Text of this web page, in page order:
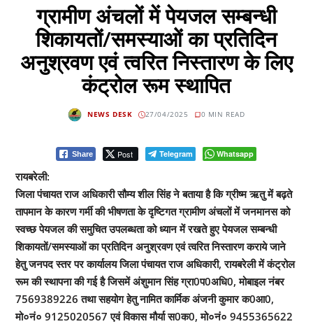
ग्रामीण अंचलों में पेयजल सम्बन्धी
शिकायतों/समस्याओं का प्रतिदिन
अनुश्रवण एवं त्वरित निस्तारण के लिए
कंट्रोल रूम स्थापित
NEWS DESK 27/04/2025 0 MIN READ
Share Post Telegram Whatsapp
रायबरेली:
जिला पंचायत राज अधिकारी सौम्य शील सिंह ने बताया है कि ग्रीष्म ऋतु में बढ़ते
तापमान के कारण गर्मी की भीषणता के दृष्टिगत ग्रामीण अंचलों में जनमानस को
स्वच्छ पेयजल की समुचित उपलब्धता को ध्यान में रखते हुए पेयजल सम्बन्धी
शिकायतों/समस्याओं का प्रतिदिन अनुश्रवण एवं त्वरित निस्तारण कराये जाने
हेतु जनपद स्तर पर कार्यालय जिला पंचायत राज अधिकारी, रायबरेली में कंट्रोल
रूम की स्थापना की गई है जिसमें अंशुमान सिंह ग्रा0प0अधि0, मोबाइल नंबर
7569389226 तथा सहयोग हेतु नामित कार्मिक अंजनी कुमार क0आ0,
मो०नं० 9125020567 एवं विकास मौर्या स0क0, मो०नं० 9455365622